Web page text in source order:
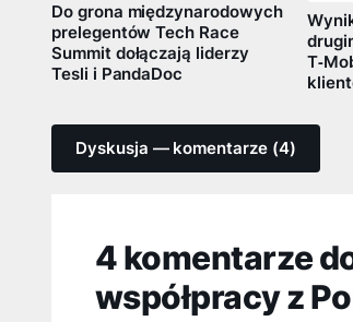
Do grona międzynarodowych
prelegentów Tech Race
Summit dołączają liderzy
Tesli i PandaDoc
Dyskusja — komentarze (4)
4 komentarze
współpracy z